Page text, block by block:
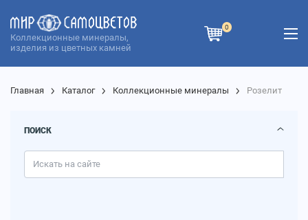
Коллекционные минералы,
изделия из цветных камней
0
Главная Каталог Коллекционные минералы Розелит
ПОИСК